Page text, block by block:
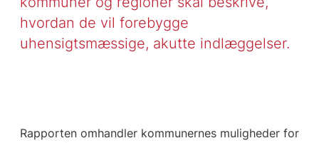
hvordan de vil forebygge
uhensigtsmæssige, akutte indlæggelser.
Rapporten omhandler kommunernes muligheder for